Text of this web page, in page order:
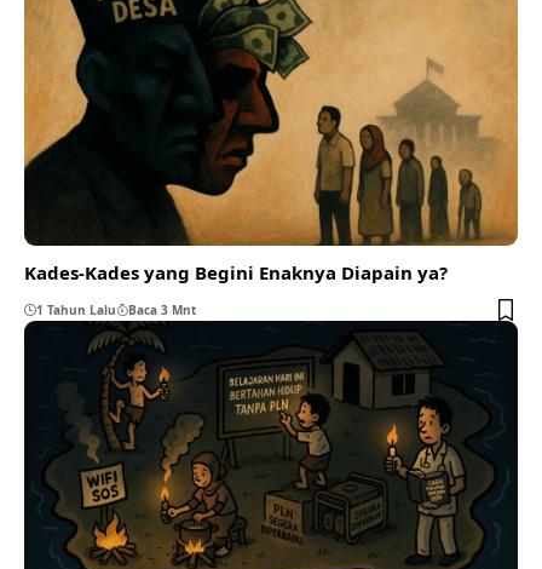
Kades-Kades yang Begini Enaknya Diapain ya?
1 Tahun Lalu Baca 3 Mnt